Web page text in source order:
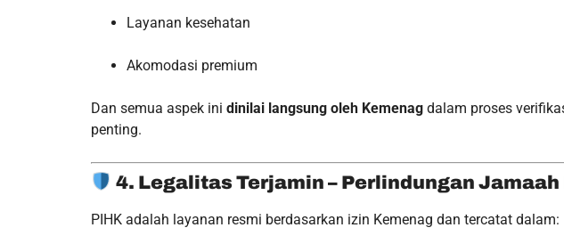
Layanan kesehatan
Akomodasi premium
Dan semua aspek ini dinilai langsung oleh Kemenag dalam proses
penting.
4. Legalitas Terjamin – Perlindungan Jamaah
PIHK adalah layanan resmi berdasarkan izin Kemenag dan tercatat dalam: